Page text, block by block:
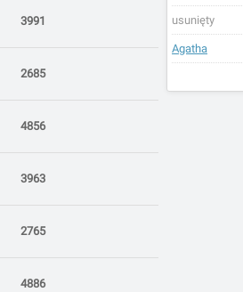
usunięty
Agatha
3991
2685
4856
3963
2765
4886